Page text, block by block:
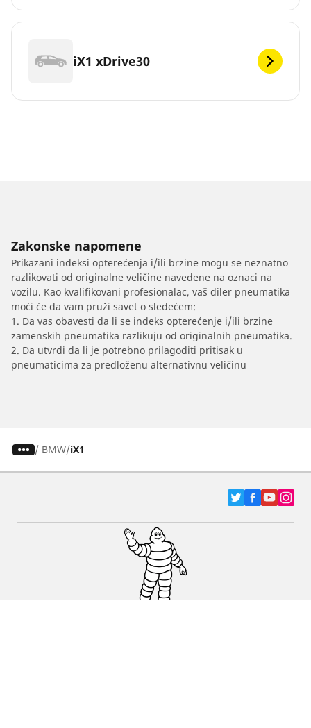
iX1 xDrive30
Zakonske napomene
Prikazani indeksi opterećenja i/ili brzine mogu se neznatno
razlikovati od originalne veličine navedene na oznaci na
vozilu. Kao kvalifikovani profesionalac, vaš diler pneumatika
moći će da vam pruži savet o sledećem:
1. Da vas obavesti da li se indeks opterećenje i/ili brzine
zamenskih pneumatika razlikuju od originalnih pneumatika.
2. Da utvrdi da li je potrebno prilagoditi pritisak u
pneumaticima za predloženu alternativnu veličinu
/ BMW iX1